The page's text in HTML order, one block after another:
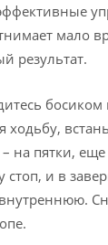
мало
результат.
босиком
на пятки,
и в